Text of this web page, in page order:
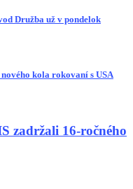
Družba už v pondelok
kola rokovaní s USA
zadržali 16-ročného